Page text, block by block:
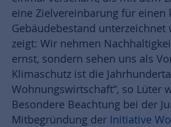
eine Zielvereinbarung für einen
Gebäudebestand unterzeichnet
zeigt: Wir nehmen
ernst, sondern sehen uns als
Klimaschutz ist die
Wohnungswirtschaft“, so Lüter
Besondere Beachtung bei der
Mitbegründung der Initiative